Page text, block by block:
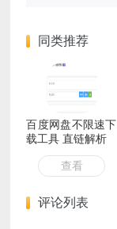
同类推荐
百度网盘不限速下
载工具 直链解析
查看
评论列表